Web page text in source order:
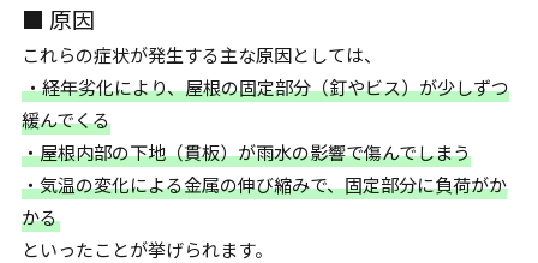
■ 原因
これらの症状が発生する主な原因としては、
・経年劣化により、屋根の固定部分（釘やビス）が少しずつ
緩んでくる
・屋根内部の下地（貫板）が雨水の影響で傷んでしまう
・気温の変化による金属の伸び縮みで、固定部分に負荷がか
かる
といったことが挙げられます。